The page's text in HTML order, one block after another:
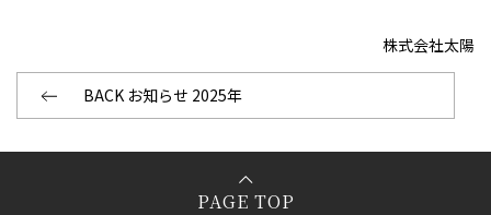
株式会社太陽
BACK お知らせ 2025年
PAGE TOP